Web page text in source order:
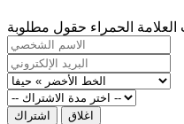
العلامة الحمراء حقول مطلوبة
اشتراك اغلاق